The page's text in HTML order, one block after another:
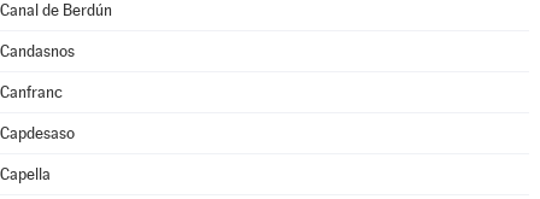
Canal de Berdún
Candasnos
Canfranc
Capdesaso
Capella